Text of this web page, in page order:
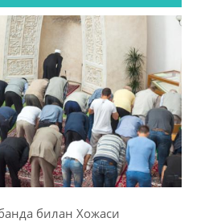
билан Хожаси